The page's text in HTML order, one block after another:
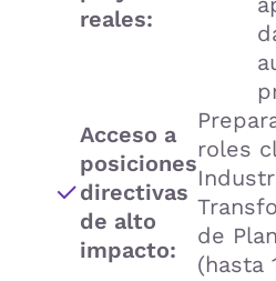
reales:
Acceso a
posiciones
directivas
de alto
impacto:
roles
de
(hasta